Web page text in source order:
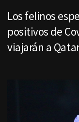
Los felinos
positivos de
viajarán a